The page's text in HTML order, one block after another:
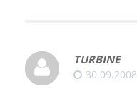
TURBINE
30.09.2008